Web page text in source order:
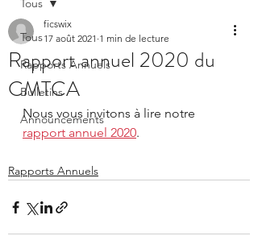
Tous
Rapports Annuels
Bulletins
Announcements
Tous
Rapport annuel 2020 du
CMTCA
ficswix
17 août 2021 1 min de lecture
Nous vous invitons à lire notre
rapport annuel 2020.
Rapports Annuels